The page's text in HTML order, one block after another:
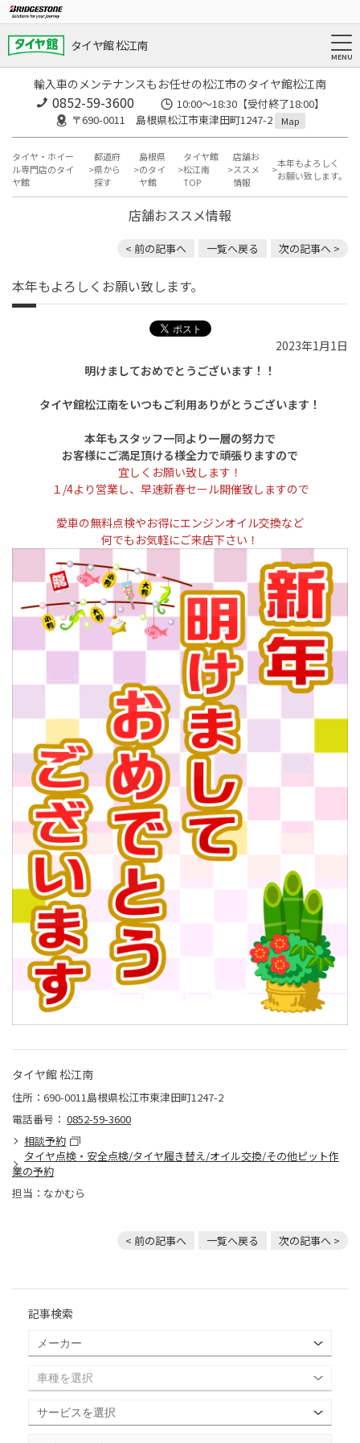
タイヤ館 松江南
輸入車のメンテナンスもお任せの松江市のタイヤ館松江南
0852-59-3600
10:00～18:30【受付終了18:00】
〒690-0011 島根県松江市東津田町1247-2
Map
タイヤ・ホイー
ル専門店のタイ
ヤ館
都道府
県から
探す
島根県
のタイ
ヤ館
タイヤ館
松江南
TOP
店舗お
ススメ
情報
本年もよろしく
お願い致します。
店舗おススメ情報
< 前の記事へ 一覧へ戻る 次の記事へ >
本年もよろしくお願い致します。
2023年1月1日
明けましておめでとうございます！！
タイヤ館松江南をいつもご利用ありがとうございます！
本年もスタッフ一同より一層の努力で
お客様にご満足頂ける様全力で頑張りますので
宜しくお願い致します！
１/4より営業し、早速新春セール開催致しますので
愛車の無料点検やお得にエンジンオイル交換など
何でもお気軽にご来店下さい！
タイヤ館 松江南
住所：690-0011島根県松江市東津田町1247-2
電話番号： 0852-59-3600
相談予約
タイヤ点検・安全点検/タイヤ履き替え/オイル交換/その他ピット作
業の予約
担当：なかむら
< 前の記事へ 一覧へ戻る 次の記事へ >
記事検索